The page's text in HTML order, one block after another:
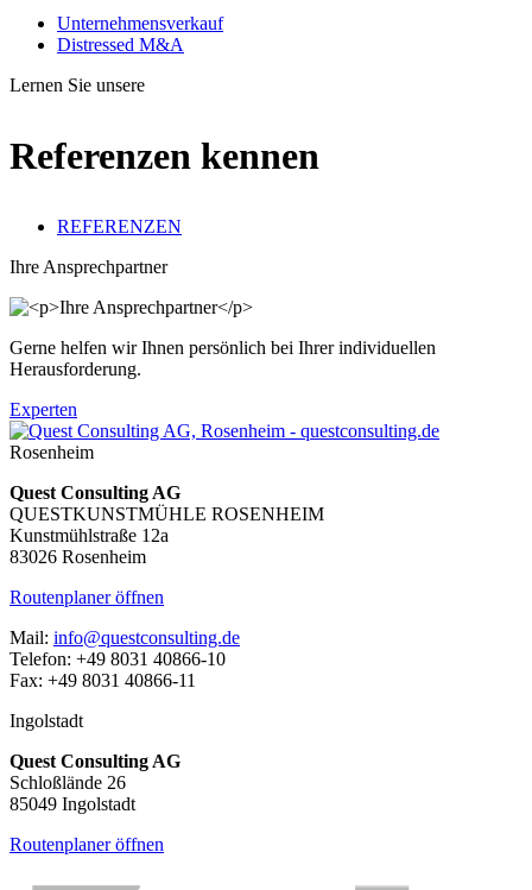
Unternehmensverkauf
Distressed M&A
Lernen Sie unsere
Referenzen kennen
REFERENZEN
Ihre Ansprechpartner
Gerne helfen wir Ihnen persönlich bei Ihrer individuellen
Herausforderung.
Experten
Rosenheim
Quest Consulting AG
QUESTKUNSTMÜHLE ROSENHEIM
Kunstmühlstraße 12a
83026 Rosenheim
Routenplaner öffnen
Mail: info@questconsulting.de
Telefon: +49 8031 40866-10
Fax: +49 8031 40866-11
Ingolstadt
Quest Consulting AG
Schloßlände 26
85049 Ingolstadt
Routenplaner öffnen